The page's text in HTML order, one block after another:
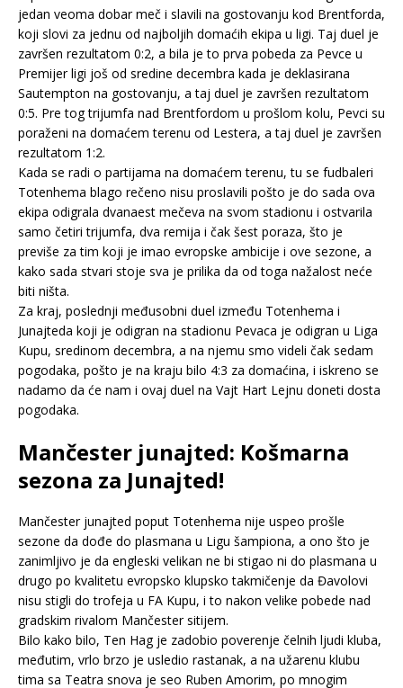
jedan veoma dobar meč i slavili na gostovanju kod Brentforda,
koji slovi za jednu od najboljih domaćih ekipa u ligi. Taj duel je
završen rezultatom 0:2, a bila je to prva pobeda za Pevce u
Premijer ligi još od sredine decembra kada je deklasirana
Sautempton na gostovanju, a taj duel je završen rezultatom
0:5. Pre tog trijumfa nad Brentfordom u prošlom kolu, Pevci su
poraženi na domaćem terenu od Lestera, a taj duel je završen
rezultatom 1:2.
Kada se radi o partijama na domaćem terenu, tu se fudbaleri
Totenhema blago rečeno nisu proslavili pošto je do sada ova
ekipa odigrala dvanaest mečeva na svom stadionu i ostvarila
samo četiri trijumfa, dva remija i čak šest poraza, što je
previše za tim koji je imao evropske ambicije i ove sezone, a
kako sada stvari stoje sva je prilika da od toga nažalost neće
biti ništa.
Za kraj, poslednji međusobni duel između Totenhema i
Junajteda koji je odigran na stadionu Pevaca je odigran u Liga
Kupu, sredinom decembra, a na njemu smo videli čak sedam
pogodaka, pošto je na kraju bilo 4:3 za domaćina, i iskreno se
nadamo da će nam i ovaj duel na Vajt Hart Lejnu doneti dosta
pogodaka.
Mančester junajted: Košmarna
sezona za Junajted!
Mančester junajted poput Totenhema nije uspeo prošle
sezone da dođe do plasmana u Ligu šampiona, a ono što je
zanimljivo je da engleski velikan ne bi stigao ni do plasmana u
drugo po kvalitetu evropsko klupsko takmičenje da Đavolovi
nisu stigli do trofeja u FA Kupu, i to nakon velike pobede nad
gradskim rivalom Mančester sitijem.
Bilo kako bilo, Ten Hag je zadobio poverenje čelnih ljudi kluba,
međutim, vrlo brzo je usledio rastanak, a na užarenu klubu
tima sa Teatra snova je seo Ruben Amorim, po mnogim